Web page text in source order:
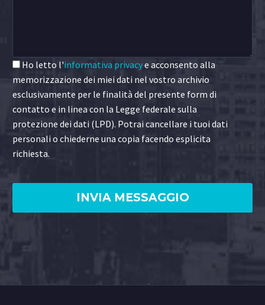
Ho letto l'informativa privacye acconsento alla
memorizzazione dei miei dati nel vostro archivio
esclusivamente per le finalità del presente form di
contatto e in linea con la Legge federale sulla
protezione dei dati (LPD). Potrai cancellare i tuoi dati
personali o chiederne una copia facendo esplicita
richiesta.